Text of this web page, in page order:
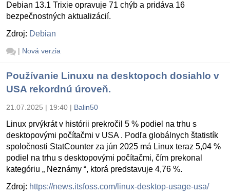
Debian 13.1 Trixie opravuje 71 chýb a pridáva 16
bezpečnostných aktualizácií.
Zdroj: Debian
| Nová verzia
Používanie Linuxu na desktopoch dosiahlo v
USA rekordnú úroveň.
21.07.2025 | 19:40 | Balin50
Linux prvýkrát v histórii prekročil 5 % podiel na trhu s
desktopovými počítačmi v USA . Podľa globálnych štatistík
spoločnosti StatCounter za jún 2025 má Linux teraz 5,04 %
podiel na trhu s desktopovými počítačmi, čím prekonal
kategóriu „ Neznámy “, ktorá predstavuje 4,76 %.
Zdroj: https://news.itsfoss.com/linux-desktop-usage-usa/